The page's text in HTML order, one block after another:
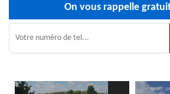
On vous rappelle